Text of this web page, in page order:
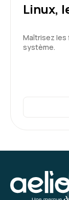
Linux,
Maîtrisez les
système.